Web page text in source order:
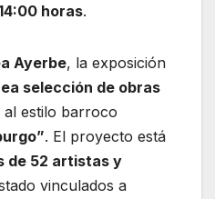
horas.
Ayerbe, la exposición
selección de obras
estilo barroco
. El proyecto está
de 52 artistas y
vinculados a